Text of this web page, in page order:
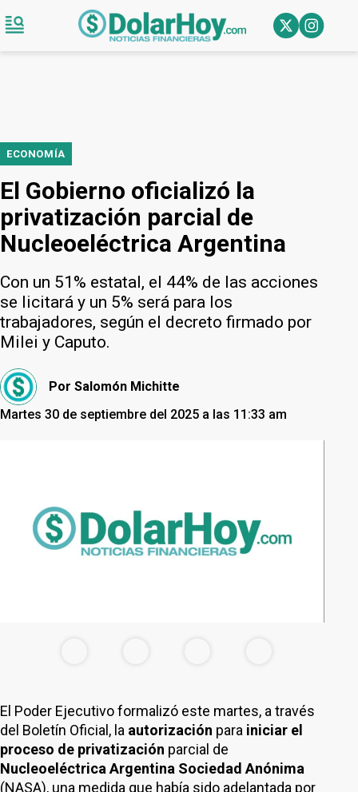
ECONOMÍA
El Gobierno oficializó la
privatización parcial de
Nucleoeléctrica Argentina
Con un 51% estatal, el 44% de las acciones
se licitará y un 5% será para los
trabajadores, según el decreto firmado por
Milei y Caputo.
Por Salomón Michitte
Martes 30 de septiembre del 2025 a las 11:33 am
El Poder Ejecutivo formalizó este martes, a través
del Boletín Oficial, la autorización para iniciar el
proceso de privatización parcial de
Nucleoeléctrica Argentina Sociedad Anónima
(NASA), una medida que había sido adelantada por